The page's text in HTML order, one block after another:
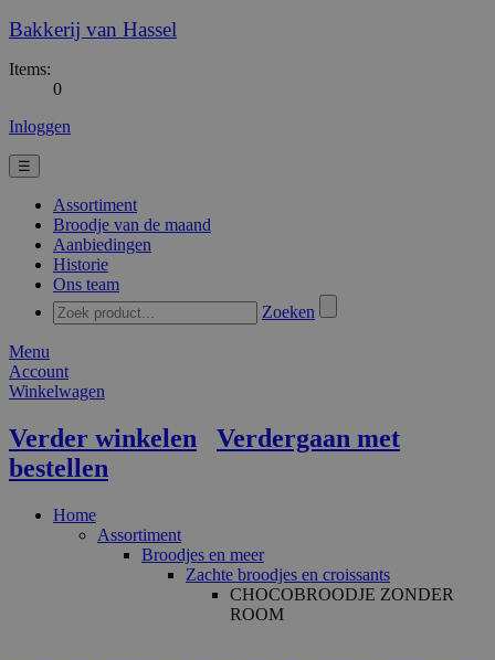
Bakkerij van Hassel
Items:
0
Inloggen
☰
Assortiment
Broodje van de maand
Aanbiedingen
Historie
Ons team
Zoeken
Menu
Account
Winkelwagen
Verder winkelen
Verdergaan met
bestellen
Home
Assortiment
Broodjes en meer
Zachte broodjes en croissants
CHOCOBROODJE ZONDER
ROOM